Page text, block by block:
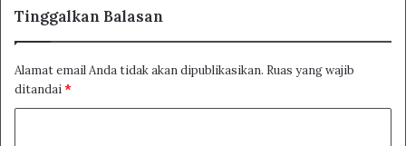
Tinggalkan Balasan
Alamat email Anda tidak akan dipublikasikan. Ruas yang wajib
ditandai*